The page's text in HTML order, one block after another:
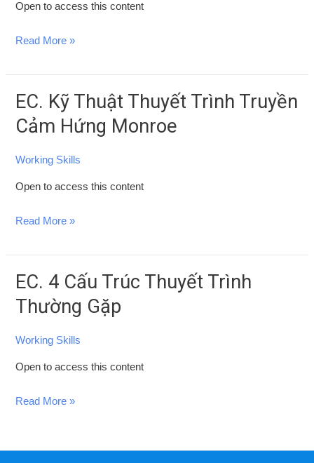
Open to access this content
Siêu
Read More »
EC. Kỹ Thuật Thuyết Trình Truyền
Cảm Hứng Monroe
Working Skills
Open to access this content
EC.
Kỹ
Thuật
Thuyết
Truyền
Read More »
EC. 4 Cấu Trúc Thuyết Trình
Thường Gặp
Working Skills
Open to access this content
EC.
4
Cấu
Trúc
Trình
Read More »